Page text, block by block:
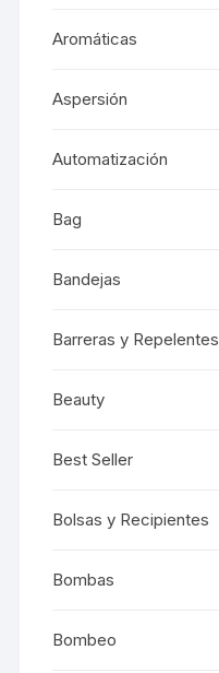
Aromáticas
Aspersión
Automatización
Bag
Bandejas
Barreras y Repelentes
Beauty
Best Seller
Bolsas y Recipientes
Bombas
Bombeo